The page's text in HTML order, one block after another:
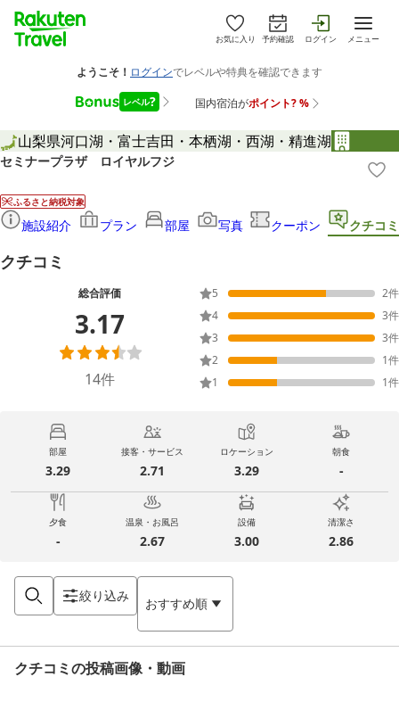
お気に入り 予約確認 ログイン メニュー
山梨県河口湖・富士吉田・本栖湖・西湖・精進湖
セミナープラザ ロイヤルフジ
ふるさと納税対象
施設紹介 プラン 部屋 写真 クーポン クチコミ
クチコミ
総合評価
3.17
14件
5 2件
4
3件
3
3件
2
1件
1
1件
部屋
3.29
接客・サービス
2.71
ロケーション
3.29
朝食
-
夕食
-
温泉・お風呂
2.67
設備
3.00
清潔さ
2.86
絞り込み おすすめ順
クチコミの投稿画像・動画